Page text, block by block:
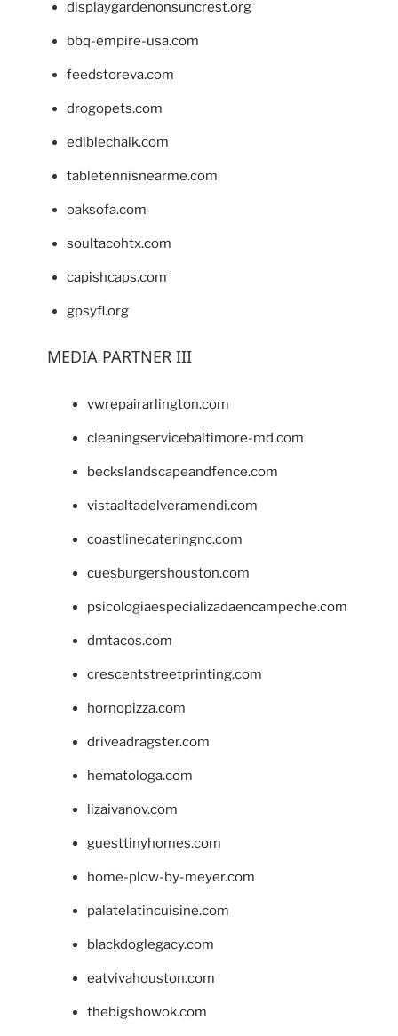
displaygardenonsuncrest.org
bbq-empire-usa.com
feedstoreva.com
drogopets.com
ediblechalk.com
tabletennisnearme.com
oaksofa.com
soultacohtx.com
capishcaps.com
gpsyfl.org
MEDIA PARTNER III
vwrepairarlington.com
cleaningservicebaltimore-md.com
beckslandscapeandfence.com
vistaaltadelveramendi.com
coastlinecateringnc.com
cuesburgershouston.com
psicologiaespecializadaencampeche.com
dmtacos.com
crescentstreetprinting.com
hornopizza.com
driveadragster.com
hematologa.com
lizaivanov.com
guesttinyhomes.com
home-plow-by-meyer.com
palatelatincuisine.com
blackdoglegacy.com
eatvivahouston.com
thebigshowok.com